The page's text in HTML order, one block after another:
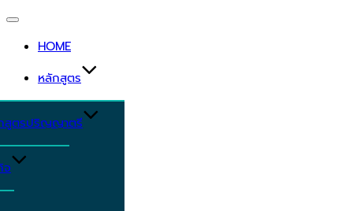
Toggle
navigation
HOME
หลักสูตร
สูตรปริญญาตรี
จ